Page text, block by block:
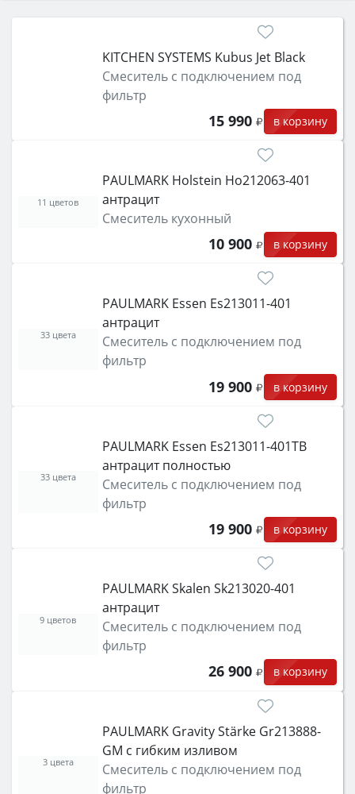
KITCHEN SYSTEMS Kubus Jet Black
Смеситель с подключением под
фильтр
15 990 в корзину
PAULMARK Holstein Ho212063-401
антрацит
Смеситель кухонный
10 900 в корзину
11 цветов
PAULMARK Essen Es213011-401
антрацит
Смеситель с подключением под
фильтр
19 900 в корзину
33 цвета
PAULMARK Essen Es213011-401TB
антрацит полностью
Смеситель с подключением под
фильтр
19 900 в корзину
33 цвета
PAULMARK Skalen Sk213020-401
антрацит
Смеситель с подключением под
фильтр
26 900 в корзину
9 цветов
PAULMARK Gravity Stärke Gr213888-
GM с гибким изливом
Смеситель с подключением под
фильтр
3 цвета